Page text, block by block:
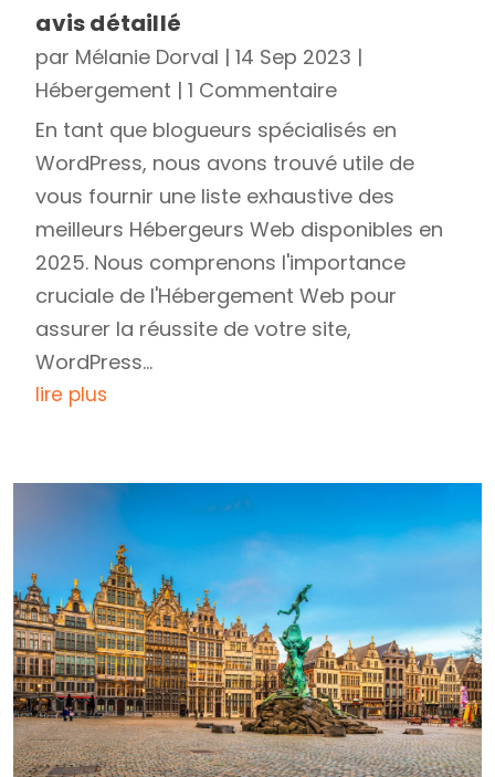
avis détaillé
par Mélanie Dorval |14 Sep 2023 |
Hébergement | 1 Commentaire
En tant que blogueurs spécialisés en
WordPress, nous avons trouvé utile de
vous fournir une liste exhaustive des
meilleurs Hébergeurs Web disponibles en
2025. Nous comprenons l'importance
cruciale de l'Hébergement Web pour
assurer la réussite de votre site,
WordPress...
lire plus